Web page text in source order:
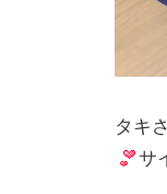
タキ
サ